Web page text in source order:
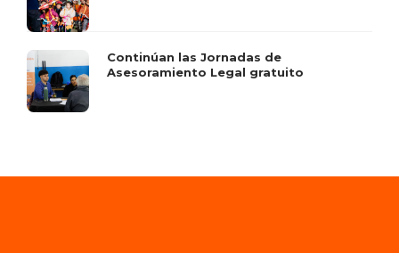
Continúan las Jornadas de
Asesoramiento Legal gratuito